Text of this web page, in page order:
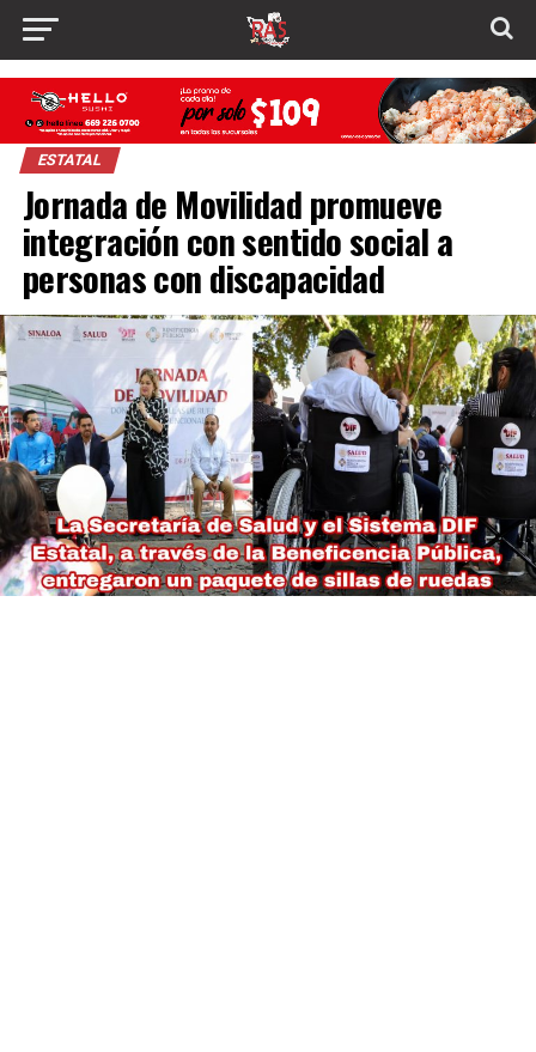
ESTATAL
Jornada de Movilidad promueve
integración con sentido social a
personas con discapacidad